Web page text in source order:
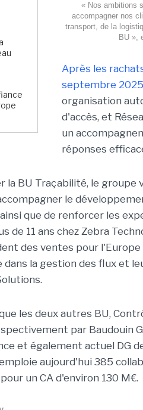
« Nos ambitions
accompagner nos
transport, de la
BU »,
Après les
septembre 2025
organisation
d'accès, et
un
réponses
la BU Traçabilité, le
le
que de renforcer les
de 11 ans chez Zebra
des ventes pour
dans la gestion des flux et
les deux autres BU,
par Baudouin
et également actuel DG
aujourd'hui 385
un CA d'environ 130 M€.